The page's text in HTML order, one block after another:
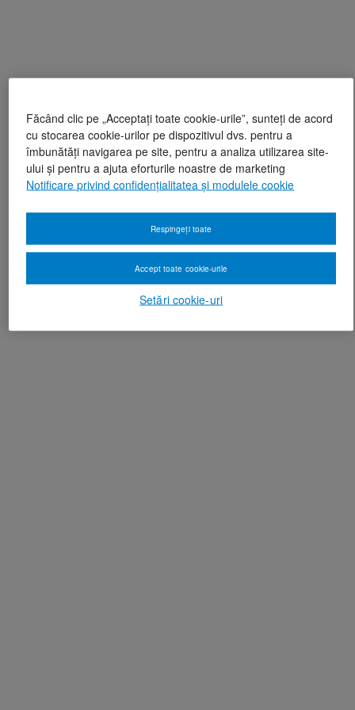
Făcând clic pe „Acceptați toate cookie-urile”, sunteți de acord
cu stocarea cookie-urilor pe dispozitivul dvs. pentru a
îmbunătăți navigarea pe site, pentru a analiza utilizarea site-
ului și pentru a ajuta eforturile noastre de marketing
Notificare privind confidențialitatea și modulele cookie
Setări cookie-uri
Respingeți toate
Accept toate cookie-urile